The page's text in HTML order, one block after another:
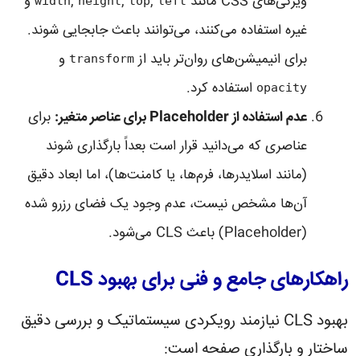
غیره استفاده می‌کنند، می‌توانند باعث جابجایی شوند.
برای انیمیشن‌های روان‌تر باید از transform و
opacity استفاده کرد.
عدم استفاده از Placeholder برای عناصر متغیر:
برای
عناصری که می‌دانید قرار است بعداً بارگذاری شوند
(مانند اسلایدرها، فرم‌ها، یا کامنت‌ها)، اما ابعاد دقیق
آن‌ها مشخص نیست، عدم وجود یک فضای رزرو شده
(Placeholder) باعث CLS می‌شود.
راهکارهای جامع و فنی برای بهبود CLS
بهبود CLS نیازمند رویکردی سیستماتیک و بررسی دقیق
ساختار و بارگذاری صفحه است: